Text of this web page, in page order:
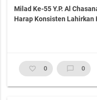
Milad Ke-55 Y.P. Al
Harap Konsisten Lahirkan
favorite_border 0 chat_bubble_outline 0